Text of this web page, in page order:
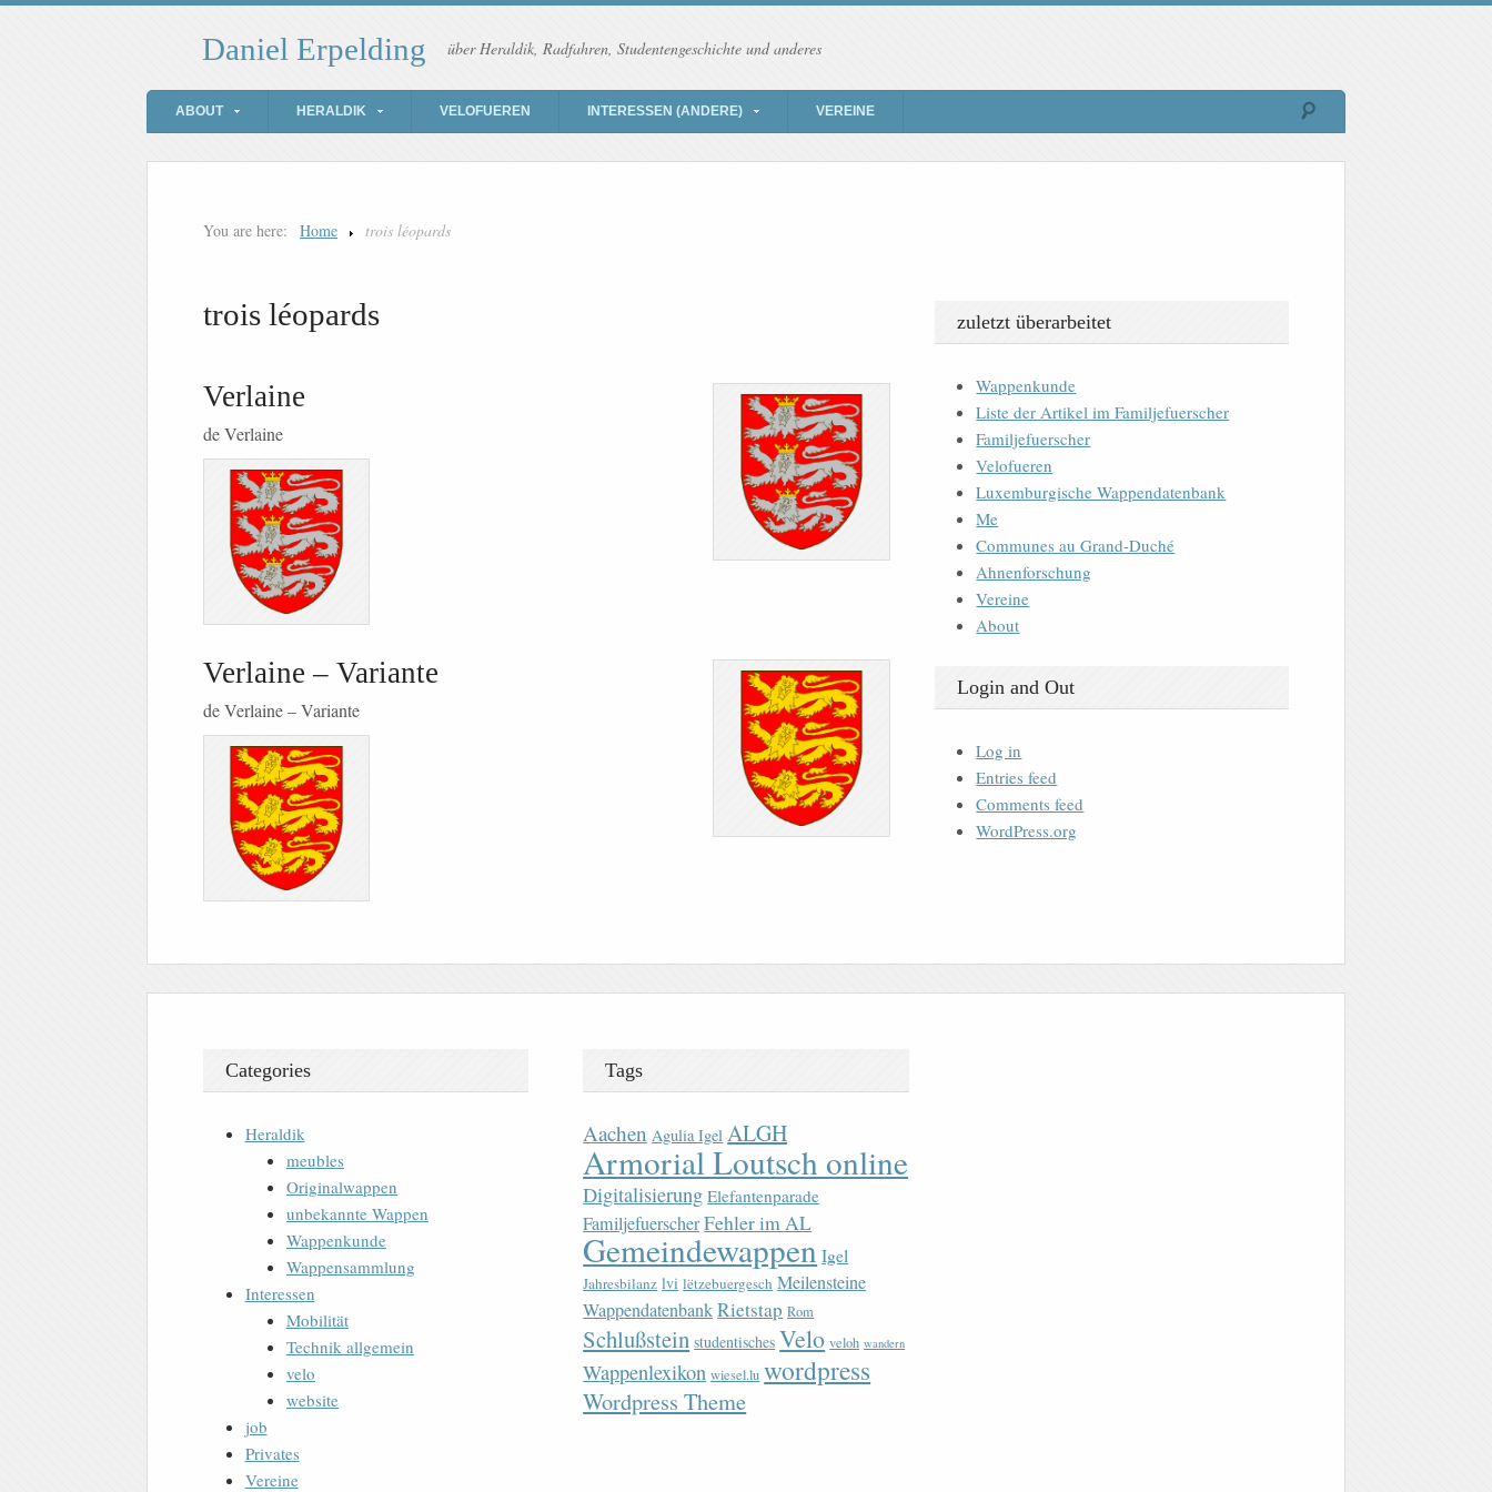
Daniel Erpelding über Heraldik, Radfahren, Studentengeschichte und anderes
ABOUT HERALDIK VELOFUEREN INTERESSEN (ANDERE) VEREINE
You are here: Home trois léopards
trois léopards
Verlaine
de Verlaine
Verlaine – Variante
de Verlaine – Variante
zuletzt überarbeitet
Wappenkunde
Liste der Artikel im Familjefuerscher
Familjefuerscher
Velofueren
Luxemburgische Wappendatenbank
Me
Communes au Grand-Duché
Ahnenforschung
Vereine
About
Login and Out
Log in
Entries feed
Comments feed
WordPress.org
Categories
Heraldik
meubles
Originalwappen
unbekannte Wappen
Wappenkunde
Wappensammlung
Interessen
Mobilität
Technik allgemein
velo
website
job
Privates
Vereine
Tags
Aachen Agulia Igel ALGH
Armorial Loutsch online
Digitalisierung Elefantenparade
FamiljefuerscherFehler im AL
Gemeindewappen Igel
Jahresbilanz lvi lëtzebuergesch Meilensteine
WappendatenbankRietstap Rom
Schlußstein studentisches Velo veloh wandern
Wappenlexikon wiesel.lu wordpress
Wordpress Theme